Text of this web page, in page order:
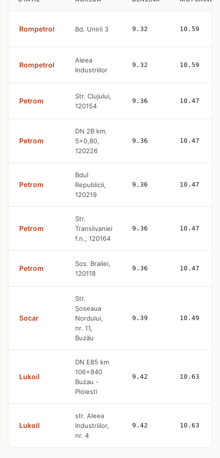
Rompetrol Bd. Unirii 3 9.32 10.59
Rompetrol
Aleea
Industriilor
9.32 10.59
Petrom
Str. Clujului,
120154
9.36 10.47
Petrom
DN 2B km.
5+0,80,
120226
9.36 10.47
Petrom
Bdul
Republicii,
120219
9.36 10.47
Petrom
Str.
Transilvaniei
f.n., 120164
9.36 10.47
Petrom
Sos. Brailei,
120118
9.36 10.47
Socar
Str.
Şoseaua
Nordului,
nr. 11,
Buzău
9.39 10.49
Lukoil
DN E85 km
106+840
Buzau -
Ploiesti
9.42 10.63
Lukoil
str. Aleea
Industriilor,
nr. 4
9.42 10.63